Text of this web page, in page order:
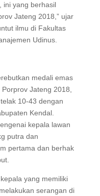
ini yang berhasil
Jateng 2018,” ujar
ilmu di Fakultas
Udinus.
medali emas
Jateng 2018,
10-43 dengan
Kendal.
kepala lawan
putra dan
pertama dan berhak
yang memiliki
serangan di